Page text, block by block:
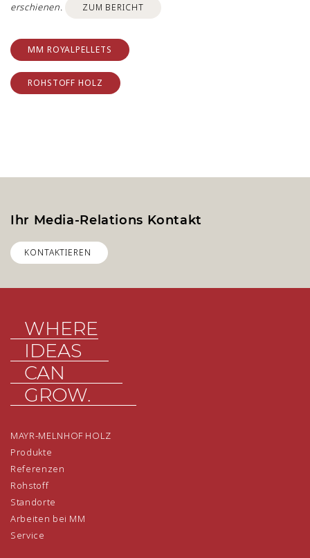
erschienen.
ZUM BERICHT
MM ROYALPELLETS
ROHSTOFF HOLZ
Ihr Media-Relations Kontakt
KONTAKTIEREN
WHERE
IDEAS
CAN
GROW.
MAYR-MELNHOF HOLZ
Produkte
Referenzen
Rohstoff
Standorte
Arbeiten bei MM
Service